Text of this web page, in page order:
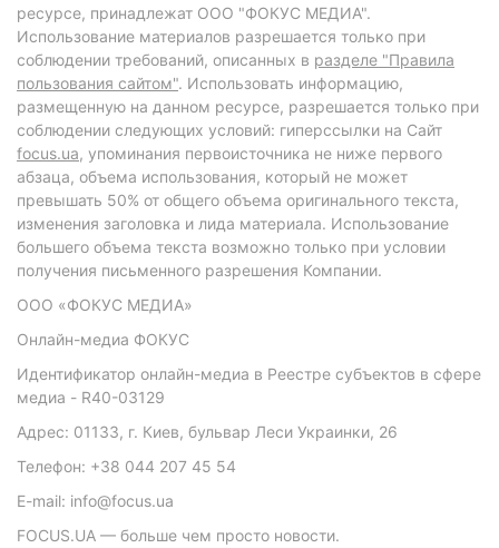
ресурсе, принадлежат ООО "ФОКУС МЕДИА".
Использование материалов разрешается только при
соблюдении требований, описанных в разделе "Правила
пользования сайтом". Использовать информацию,
размещенную на данном ресурсе, разрешается только при
соблюдении следующих условий: гиперссылки на Сайт
focus.ua, упоминания первоисточника не ниже первого
абзаца, объема использования, который не может
превышать 50% от общего объема оригинального текста,
изменения заголовка и лида материала. Использование
большего объема текста возможно только при условии
получения письменного разрешения Компании.
ООО «ФОКУС МЕДИА»
Онлайн-медиа ФОКУС
Идентификатор онлайн-медиа в Реестре субъектов в сфере
медиа - R40-03129
Адрес: 01133, г. Киев, бульвар Леси Украинки, 26
Телефон: +38 044 207 45 54
E-mail: info@focus.ua
FOCUS.UA — больше чем просто новости.